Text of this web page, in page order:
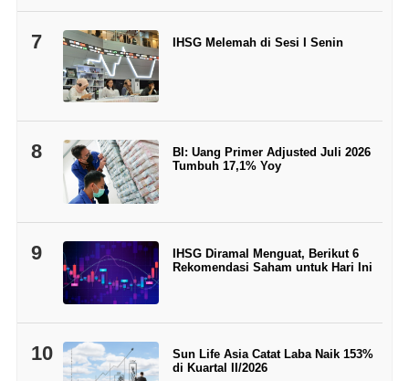
7 IHSG Melemah di Sesi I Senin
8
BI: Uang Primer Adjusted Juli 2026
Tumbuh 17,1% Yoy
9
IHSG Diramal Menguat, Berikut 6
Rekomendasi Saham untuk Hari Ini
10
Sun Life Asia Catat Laba Naik 153%
di Kuartal II/2026